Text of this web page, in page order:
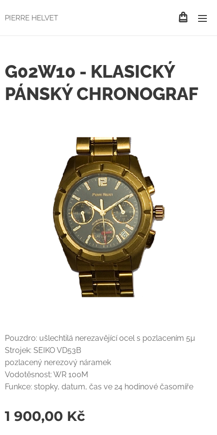
PIERRE HELVET
G02W10 - KLASICKÝ
PÁNSKÝ CHRONOGRAF
Pouzdro: ušlechtilá nerezavějící ocel s pozlacením 5µ
Strojek: SEIKO VD53B
pozlacený nerezový náramek
Vodotěsnost: WR 100M
Funkce: stopky, datum, čas ve 24 hodinové časomíře
1 900,00 Kč